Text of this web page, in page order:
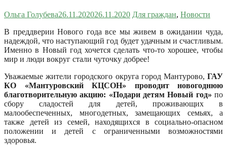
Ольга Голубева26.11.202026.11.2020 Для граждан, Новости
В преддверии Нового года все мы живем в ожидании чуда,
надеждой, что наступающий год будет удачным и счастливым.
Именно в Новый год хочется сделать что-то хорошее, чтобы
мир и люди вокруг стали чуточку добрее!
Уважаемые жители городского округа город Мантурово, ГАУ
КО «Мантуровский КЦСОН» проводит новогоднюю
благотворительную акцию: «Подари детям Новый год» по
сбору сладостей для детей, проживающих в
малообеспеченных, многодетных, замещающих семьях, а
также детей из семей, находящихся в социально-опасном
положении и детей с ограниченными возможностями
здоровья.